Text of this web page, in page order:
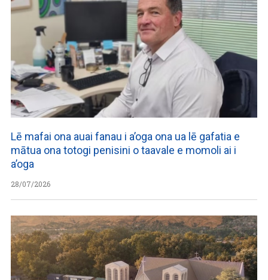
Lē mafai ona auai fanau i a’oga ona ua lē gafatia e
mātua ona totogi penisini o taavale e momoli ai i
a’oga
28/07/2026